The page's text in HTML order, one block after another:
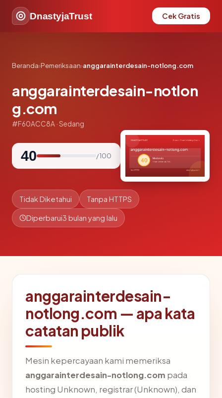
DnastyjaTrust Cek Gratis
Beranda›Pemeriksaan›anggarainterdesain-notlong.com
anggarainterdesain-notlon
g.com
#F60ACC8A · Sedang
40 / 100
Tidak Diketahui Tanpa HTTPS
Diperbarui3 bulan yang lalu
anggarainterdesain-
notlong.com — apa kata
catatan publik
Mesin kepercayaan kami memeriksa
anggarainterdesain-notlong.com pada
hosting Unknown, registrar (Unknown), dan